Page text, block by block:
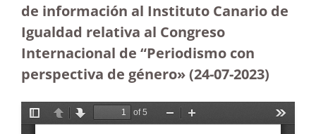
de información al Instituto Canario de
Igualdad relativa al Congreso
Internacional de “Periodismo con
perspectiva de género» (24-07-2023)